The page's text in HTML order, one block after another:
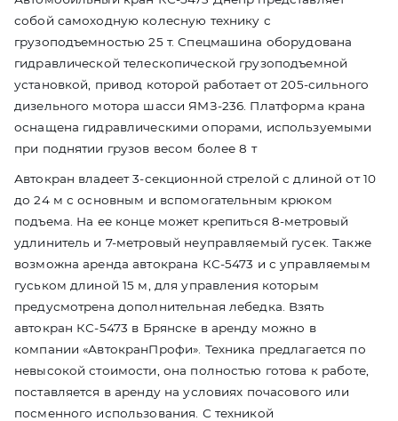
собой самоходную колесную технику с
грузоподъемностью 25 т. Спецмашина оборудована
гидравлической телескопической грузоподъемной
установкой, привод которой работает от 205-сильного
дизельного мотора шасси ЯМЗ-236. Платформа крана
оснащена гидравлическими опорами, используемыми
при поднятии грузов весом более 8 т
Автокран владеет 3-секционной стрелой с длиной от 10
до 24 м с основным и вспомогательным крюком
подъема. На ее конце может крепиться 8-метровый
удлинитель и 7-метровый неуправляемый гусек. Также
возможна аренда автокрана КС-5473 и с управляемым
гуськом длиной 15 м, для управления которым
предусмотрена дополнительная лебедка. Взять
автокран КС-5473 в Брянске в аренду можно в
компании «АвтокранПрофи». Техника предлагается по
невысокой стоимости, она полностью готова к работе,
поставляется в аренду на условиях почасового или
посменного использования. С техникой